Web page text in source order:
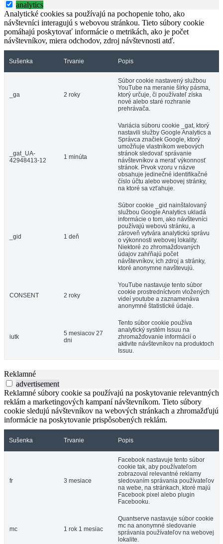
analytics
Analytické cookies sa používajú na pochopenie toho, ako
návštevníci interagujú s webovou stránkou. Tieto súbory cookie
pomáhajú poskytovať informácie o metrikách, ako je počet
návštevníkov, miera odchodov, zdroj návštevnosti atď.
Sušenka Trvanie Popis
_ga 2 roky
Súbor cookie nastavený službou
YouTube na meranie šírky pásma,
ktorý určuje, či používateľ získa
nové alebo staré rozhranie
prehrávača.
_gat_UA-
42948413-12
1 minúta
Variácia súboru cookie _gat, ktorý
nastavili služby Google Analytics a
Správca značiek Google, ktorý
umožňuje vlastníkom webových
stránok sledovať správanie
návštevníkov a merať výkonnosť
stránok. Prvok vzoru v názve
obsahuje jedinečné identifikačné
číslo účtu alebo webovej stránky,
na ktoré sa vzťahuje.
_gid 1 deň
Súbor cookie _gid nainštalovaný
službou Google Analytics ukladá
informácie o tom, ako návštevníci
používajú webovú stránku, a
zároveň vytvára analytickú správu
o výkonnosti webovej lokality.
Niektoré zo zhromažďovaných
údajov zahŕňajú počet
návštevníkov, ich zdroj a stránky,
ktoré anonymne navštevujú.
CONSENT 2 roky
YouTube nastavuje tento súbor
cookie prostredníctvom vložených
videí youtube a zaznamenáva
anonymné štatistické údaje.
iutk
5 mesiacov 27
dni
Tento súbor cookie používa
analytický systém Issuu na
zhromažďovanie informácií o
aktivite návštevníkov na produktoch
Issuu.
Reklamné
advertisement
Reklamné súbory cookie sa používajú na poskytovanie relevantných
reklám a marketingových kampaní návštevníkom. Tieto súbory
cookie sledujú návštevníkov na webových stránkach a zhromažďujú
informácie na poskytovanie prispôsobených reklám.
Sušenka Trvanie Popis
fr 3 mesiace
Facebook nastavuje tento súbor
cookie tak, aby používateľom
zobrazoval relevantné reklamy
sledovaním správania používateľov
na webe, na stránkach, ktoré majú
Facebook pixel alebo plugin
Facebooku.
mc 1 rok 1 mesiac
Quantserve nastavuje súbor cookie
mc na anonymné sledovanie
správania používateľov na webovej
lokalite.